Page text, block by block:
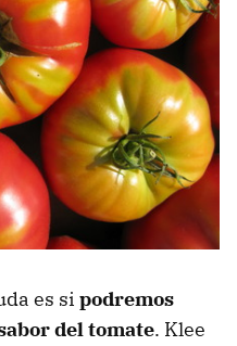
es si podremos
del tomate. Klee